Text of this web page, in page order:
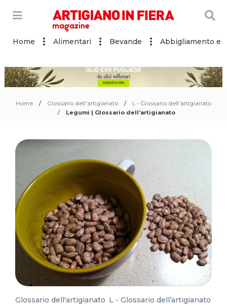
Home Alimentari Bevande Abbigliamento e
Home Glossario dell'artigianato
L - Glossario dell’artigianato
Legumi | Glossario dell’artigianato
Glossario dell'artigianato L - Glossario dell’artigianato